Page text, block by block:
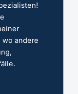
wo andere